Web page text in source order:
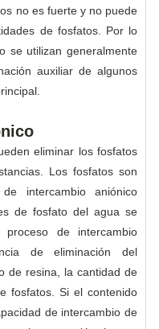
no es fuerte y no puede
de fosfatos. Por lo
se utilizan generalmente
auxiliar de algunos
eliminar los fosfatos
Los fosfatos son
intercambio aniónico
de fosfato del agua se
de intercambio
de eliminación del
de resina, la cantidad de
fosfatos. Si el contenido
de intercambio de